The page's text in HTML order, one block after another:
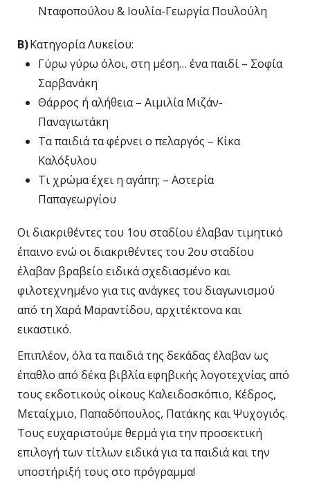
Νταφοπούλου & Ιουλία-Γεωργία Πουλούλη
Β)Κατηγορία Λυκείου:
Γύρω γύρω όλοι, στη μέση… ένα παιδί – Σοφία
Σαρβανάκη
Θάρρος ή αλήθεια – Αιμιλία Μιζάν-
Παναγιωτάκη
Τα παιδιά τα φέρνει ο πελαργός – Κίκα
Καλόξυλου
Τι χρώμα έχει η αγάπη; – Αστερία
Παπαγεωργίου
Οι διακριθέντες του 1ου σταδίου έλαβαν τιμητικό
έπαινο ενώ οι διακριθέντες του 2ου σταδίου
έλαβαν βραβείο ειδικά σχεδιασμένο και
φιλοτεχνημένο για τις ανάγκες του διαγωνισμού
από τη Χαρά Μαραντίδου, αρχιτέκτονα και
εικαστικό.
Επιπλέον, όλα τα παιδιά της δεκάδας έλαβαν ως
έπαθλο από δέκα βιβλία εφηβικής λογοτεχνίας από
τους εκδοτικούς οίκους Καλειδοσκόπιο, Κέδρος,
Μεταίχμιο, Παπαδόπουλος, Πατάκης και Ψυχογιός.
Τους ευχαριστούμε θερμά για την προσεκτική
επιλογή των τίτλων ειδικά για τα παιδιά και την
υποστήριξή τους στο πρόγραμμα!